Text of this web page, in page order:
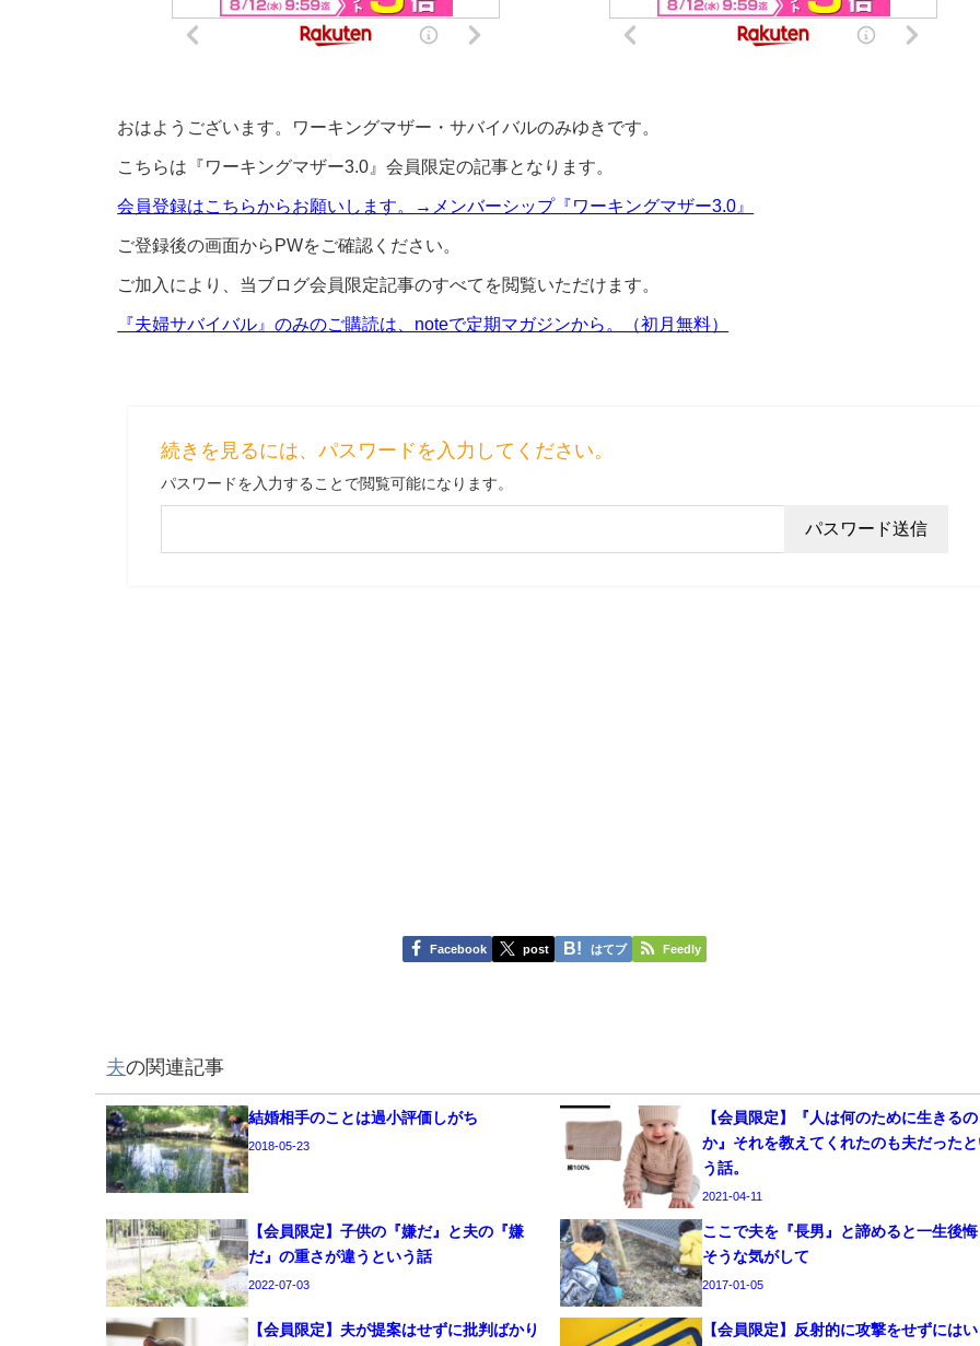
おはようございます。ワーキングマザー・サバイバルのみゆきです。
こちらは『ワーキングマザー3.0』会員限定の記事となります。
会員登録はこちらからお願いします。→メンバーシップ『ワーキングマザー3.0』
ご登録後の画面からPWをご確認ください。
ご加入により、当ブログ会員限定記事のすべてを閲覧いただけます。
『夫婦サバイバル』のみのご購読は、noteで定期マガジンから。（初月無料）
続きを見るには、パスワードを入力してください。
パスワードを入力することで閲覧可能になります。
Facebook post はてブ Feedly
夫の関連記事
結婚相手のことは過小評価しがち
2018-05-23
【会員限定】『人は何のために生きるの
か』それを教えてくれたのも夫だった
う話。
2021-04-11
【会員限定】子供の『嫌だ』と夫の『嫌
だ』の重さが違うという話
2022-07-03
ここで夫を『長男』と諦めると一生後
そうな気がして
2017-01-05
【会員限定】夫が提案はせずに批判ばかり
【会員限定】反射的に攻撃をせずには